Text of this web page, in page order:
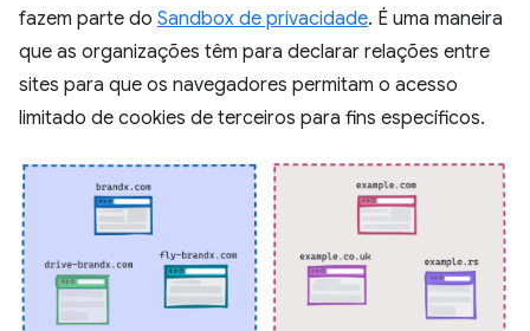
fazem parte do Sandbox de privacidade. É uma maneira
que as organizações têm para declarar relações entre
sites para que os navegadores permitam o acesso
limitado de cookies de terceiros para fins específicos.